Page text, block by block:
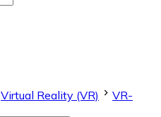
Virtual Reality (VR)
VR-